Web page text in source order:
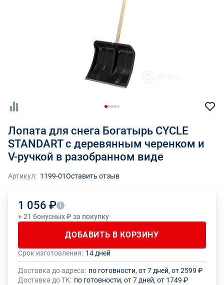
Лопата для снега Богатырь СYCLE
STANDART с деревянным черенком и
V-ручкой в разобранном виде
Артикул: 1199-01Оставить отзыв
1 056 ₽
+ 21 бонусных ₽ за покупку
ДОБАВИТЬ В КОРЗИНУ
Общее количество данного товара должно быть кратно размеру
На данный товар производителем установлено ограничение по
Срок изготовления: 14 дней
Доставка до адреса: по готовности, от 7 дней, от 2599 ₽
Доставка до ТК: по готовности, от 7 дней, от 1749 ₽